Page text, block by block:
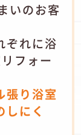
いのお客
ぞれに浴
フォー
張り浴室
にく